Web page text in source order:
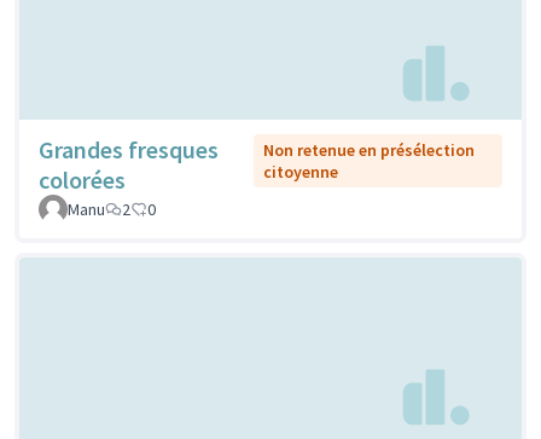
Grandes fresques
colorées
Non retenue en présélection
citoyenne
Manu
2 0